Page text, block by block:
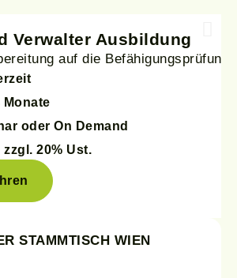
Verwalter Ausbildung
auf die Befähigungsprüfung
Monate
oder On Demand
zzgl. 20% Ust.
STAMMTISCH WIEN